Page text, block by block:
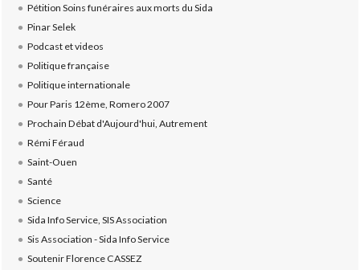
Pétition Soins funéraires aux morts du Sida
Pinar Selek
Podcast et videos
Politique française
Politique internationale
Pour Paris 12ème, Romero 2007
Prochain Débat d'Aujourd'hui, Autrement
Rémi Féraud
Saint-Ouen
Santé
Science
Sida Info Service, SIS Association
Sis Association - Sida Info Service
Soutenir Florence CASSEZ